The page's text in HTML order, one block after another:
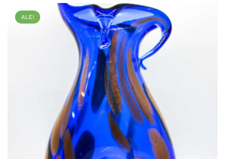
useampi
muunnelma.
Voit
tehdä
valinnat
tuotteen
sivulla.
ALE!